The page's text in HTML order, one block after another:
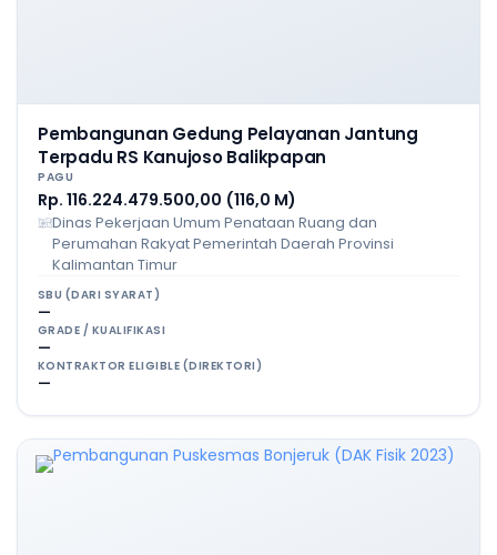
Pembangunan Gedung Pelayanan Jantung
Terpadu RS Kanujoso Balikpapan
PAGU
Rp. 116.224.479.500,00 (116,0 M)
Dinas Pekerjaan Umum Penataan Ruang dan
Perumahan Rakyat Pemerintah Daerah Provinsi
Kalimantan Timur
SBU (DARI SYARAT)
—
GRADE / KUALIFIKASI
—
KONTRAKTOR ELIGIBLE (DIREKTORI)
—